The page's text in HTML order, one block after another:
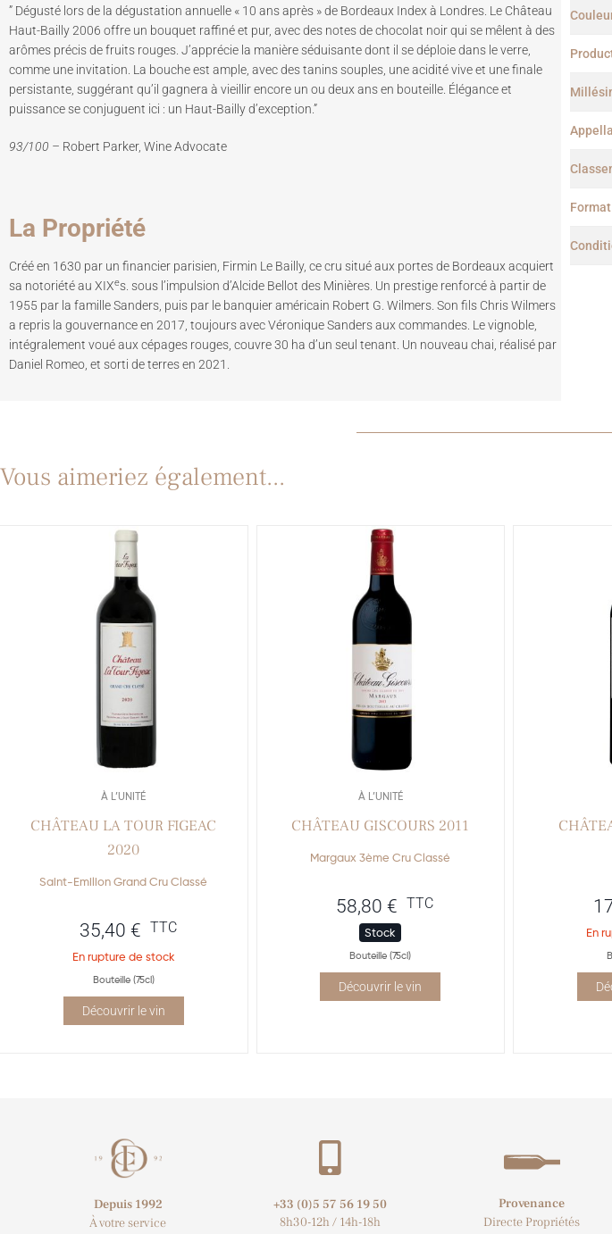
” Dégusté lors de la dégustation annuelle « 10 ans après » de Bordeaux Index à Londres. Le Château
Haut-Bailly 2006 offre un bouquet raffiné et pur, avec des notes de chocolat noir qui se mêlent à des
arômes précis de fruits rouges. J’apprécie la manière séduisante dont il se déploie dans le verre,
comme une invitation. La bouche est ample, avec des tanins souples, une acidité vive et une finale
persistante, suggérant qu’il gagnera à vieillir encore un ou deux ans en bouteille. Élégance et
puissance se conjuguent ici : un Haut-Bailly d’exception.”
93/100 – Robert Parker, Wine Advocate
La Propriété
Créé en 1630 par un financier parisien, Firmin Le Bailly, ce cru situé aux portes de Bordeaux acquiert
sa notoriété au XIXes. sous l’impulsion d’Alcide Bellot des Minières. Un prestige renforcé à partir de
1955 par la famille Sanders, puis par le banquier américain Robert G. Wilmers. Son fils Chris Wilmers
a repris la gouvernance en 2017, toujours avec Véronique Sanders aux commandes. Le vignoble,
intégralement voué aux cépages rouges, couvre 30 ha d’un seul tenant. Un nouveau chai, réalisé par
Daniel Romeo, et sorti de terres en 2021.
Format
Vous aimeriez également...
À L’UNITÉ
CHÂTEAU LA TOUR FIGEAC
2020
Saint-Emilion Grand Cru Classé
35,40 € TTC
En rupture de stock
Bouteille (75cl)
Découvrir le vin
À L’UNITÉ
CHÂTEAU GISCOURS 2011
Margaux 3ème Cru Classé
58,80€ TTC
Stock
Bouteille (75cl)
Découvrir le vin
En
Depuis 1992
À votre service
+33 (0)5 57 56 19 50​
8h30-12h / 14h-18h
Provenance
Directe Propriétés